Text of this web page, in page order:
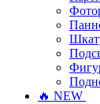
🔥 NEW